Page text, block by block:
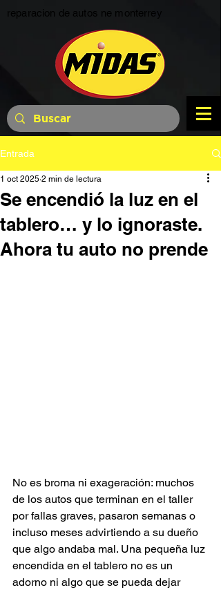
reparacion de autos ne monterrey
Entrada
Se encendió la luz en el
tablero… y lo ignoraste.
Ahora tu auto no prende
1 oct 2025 2 min de lectura
No es broma ni exageración: muchos
de los autos que terminan en el taller
por fallas graves, pasaron semanas o
incluso meses advirtiendo a su dueño
que algo andaba mal. Una pequeña luz
encendida en el tablero no es un
adorno ni algo que se pueda dejar